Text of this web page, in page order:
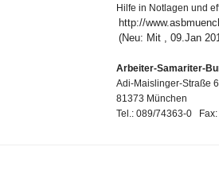
Hilfe in Notlagen und
http://
(Neu: Mit , 09.Jan
Arbeiter-Samariter-
Adi-Maislinger-Straße
81373 München
Tel.: 089/74363-0